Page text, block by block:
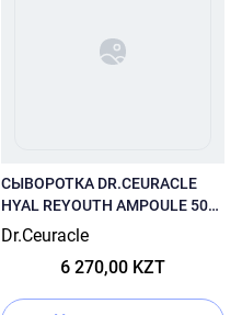
СЫВОРОТКА DR.CEURACLE
HYAL REYOUTH AMPOULE 50
МЛ
Dr.Ceuracle
6 270,00 KZT